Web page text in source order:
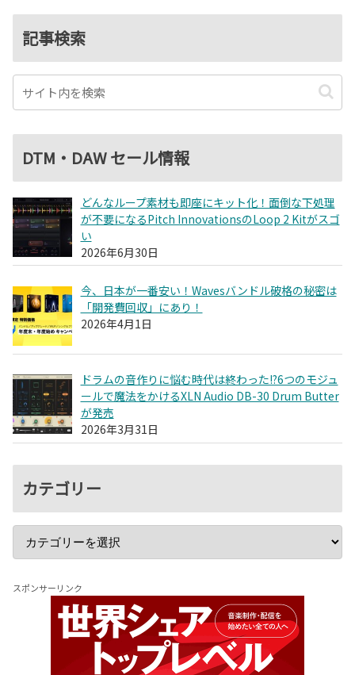
記事検索
DTM・DAW セール情報
どんなループ素材も即座にキット化！面倒な下処理
が不要になるPitch InnovationsのLoop 2 Kitがスゴ
い
2026年6月30日
今、日本が一番安い！Wavesバンドル破格の秘密は
「開発費回収」にあり！
2026年4月1日
ドラムの音作りに悩む時代は終わった!?6つのモジュ
ールで魔法をかけるXLN Audio DB-30 Drum Butter
が発売
2026年3月31日
カテゴリー
スポンサーリンク